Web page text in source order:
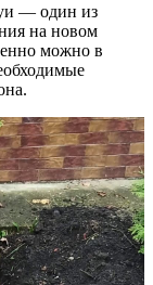
— один из
на новом
можно в